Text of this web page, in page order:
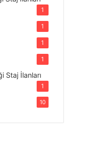
1
1
1
1
Staj İlanları
1
10